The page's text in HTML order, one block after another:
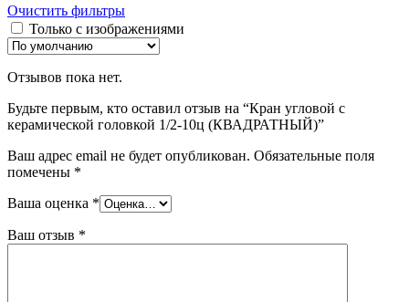
Очистить фильтры
Только с изображениями
Отзывов пока нет.
Будьте первым, кто оставил отзыв на “Кран угловой с
керамической головкой 1/2-10ц (КВАДРАТНЫЙ)”
Ваш адрес email не будет опубликован. Обязательные поля
помечены *
Ваша оценка *
Ваш отзыв *